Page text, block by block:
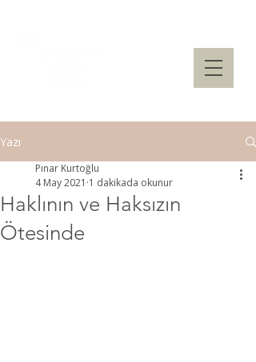
Yazı
Haklının ve Haksızın
Ötesinde
Pınar Kurtoğlu
4 May 2021 1 dakikada okunur